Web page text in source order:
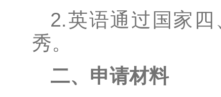
2.英语通过国家
秀。
二、申请材料